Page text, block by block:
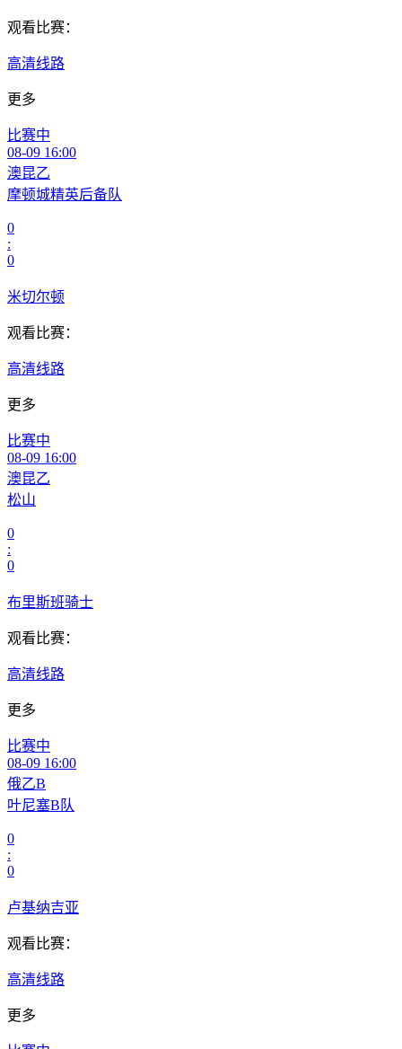
观看比赛：
高清线路
更多
比赛中
08-09 16:00
澳昆乙
摩顿城精英后备队
0
:
0
米切尔顿
观看比赛：
高清线路
更多
比赛中
08-09 16:00
澳昆乙
松山
0
:
0
布里斯班骑士
观看比赛：
高清线路
更多
比赛中
08-09 16:00
俄乙B
叶尼塞B队
0
:
0
卢基纳吉亚
观看比赛：
高清线路
更多